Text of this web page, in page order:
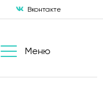
Вконтакте
Меню